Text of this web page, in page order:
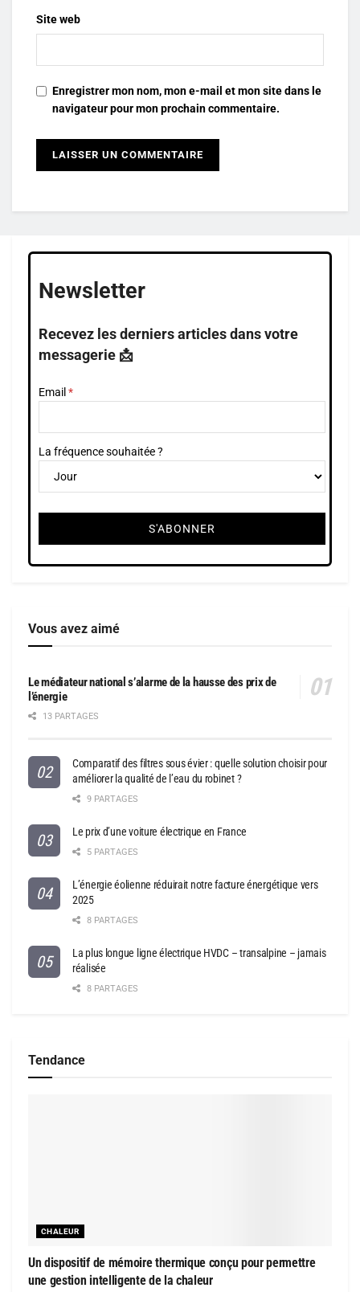
Site web
Enregistrer mon nom, mon e-mail et mon site dans le
navigateur pour mon prochain commentaire.
Newsletter
Recevez les derniers articles dans votre
messagerie 📩
Email
La fréquence souhaitée ?
Vous avez aimé
Le médiateur national s’alarme de la hausse des prix de
l’énergie
13 PARTAGES
Comparatif des filtres sous évier : quelle solution choisir pour
améliorer la qualité de l’eau du robinet ?
9 PARTAGES
Le prix d’une voiture électrique en France
5 PARTAGES
L’énergie éolienne réduirait notre facture énergétique vers
2025
8 PARTAGES
La plus longue ligne électrique HVDC – transalpine – jamais
réalisée
8 PARTAGES
Tendance
CHALEUR
Un dispositif de mémoire thermique conçu pour permettre
une gestion intelligente de la chaleur